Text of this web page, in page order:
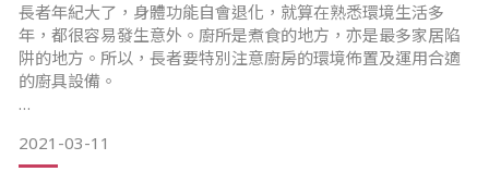
長者年紀大了，身體功能自會退化，就算在熟悉環境生活多
年，都很容易發生意外。廚所是煮食的地方，亦是最多家居陷
阱的地方。所以，長者要特別注意廚房的環境佈置及運用合適
的廚具設備。
2021-03-11